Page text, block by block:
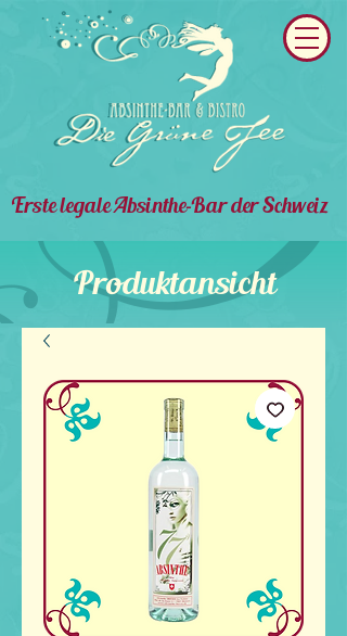
Erste legale Absinthe-Bar der Schweiz
Produktansicht